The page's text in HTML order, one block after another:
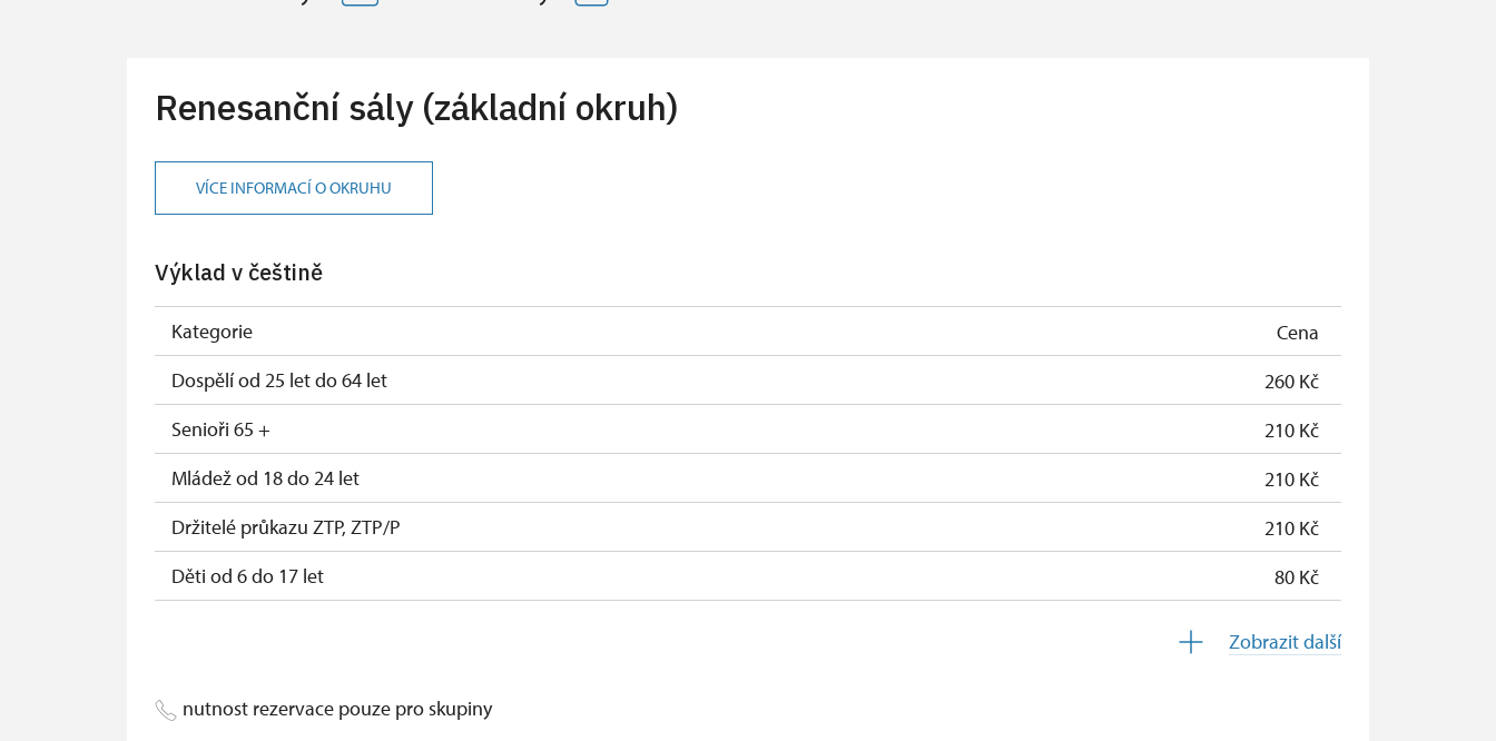
Renesanční sály (základní okruh)
VÍCE INFORMACÍ O OKRUHU
Výklad v češtině
Kategorie
Cena
Dospělí od 25 let do 64 let
260 Kč
Senioři 65 +
210 Kč
Mládež od 18 do 24 let
210 Kč
Držitelé průkazu ZTP, ZTP/P
210 Kč
Děti od 6 do 17 let
80 Kč
Pedagogický dozor (pro školní skupiny 1 osoba na 10 dětí)
Zobrazit další
nutnost rezervace pouze pro skupiny